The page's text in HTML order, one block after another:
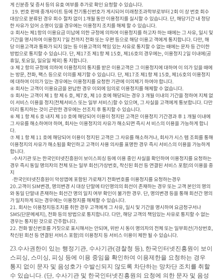
게 신분증 및 증서 등의 유효 여부를 추가로 확인 요청할 수 있습니다.
대상으로 분류된 경우 회수 절차 없이 1개월 동안 이용정지를 실시할 수 있습니다. 단, 해당기간 내 정당
한 사유가 있어 소명이 있을 경우에는 이용정지 조치를 해제 할 수 있습니다.
② 회사는 제1항의 이용요금 미납에 의한 규정에 의하여 이용정지를 하고자 하는 때에는 그 사유, 일시 및
기간을 명시하여 이용정지 7일 전까지 전화 또는 우편 등으로 해당 이용고 객에게 통지합니다. 다만, 해
당 이용고객과 통화가 되지 않는 등 이용고객의 책임 있는 사유로 통지할 수 없는 때에는 문자 등 간이한
방법으로 통지할 수 있습니다. 단, 제17조 제1항 제 15호, 제16호의 경우에는, 이용정지 2일 이내에(공
휴일, 토요일, 일요일 제외) 통 지합니다.
③ 제 2 항의 규정에 의하여 이용정지의 통지를 받은 이용고객은 그 이용정지에 대하여 이 의가 있을 때에
는 방문, 전화, 팩스 등으로 이의를 제기할 수 있습니다. 단, 제17조 제1항 제 15호, 제16호의 이용정지
에 대하여 이의가 있는 경우에는 이용정지를 요청한 기관에 이의제기 하여야 합니다.
④ 회사는 고객이 이용요금을 완납한 경우 이외에 임의로 이용정지를 해제할 수 없습니다.
⑤ 회사는 고객이 제 1 항 제 6 호, 제7호, 제 10 호에 해당되는 경우 3 개월 이내의 기간을 정하여 지체 없
이 서비스 이용을 정지(전체서비스 또는 일부 서비스)할 수 있으며, 그 사실을 고객에게 통보합니다. 다만
미리 통지하는 것이 곤란한 경우에는 선조치 후 통지할 수 있습니다.
⑥ 제 1 항 제 6 호 내지 제 10 호에 해당되어 이용이 정지된 고객은 이용정지 기간경과 후 1 개월 이내에
그 사유를 해소하여야 하며, 회사는 이용정지의 사유가 해소되면 즉시 서 비스의 이용을 가능하게 합니
다.
⑦ 제 1 항 제 11 호에 해당되어 이용이 정지된 고객은 그 사유를 해소하거나, 회사가 시스 템 조회를 통해
이용정지의 사유가 해소됨을 확인하고 고객이 사용 의사를 표명한 경우 즉시 서비스의 이용을 가능하게
합니다.
경우 즉시 동일 명의자의 전체 또는 일부 회선(가상번호, 착신된 회선 등 연결된 서비스 포함)의 이용을 중
지
20.고객이 SIM변경, 명의변경 시 대상 단말에 타인명의의 회선이 존재하는 경우 또는 고객 본인의 명의
와 동일 단말내 존재하는 회선간 명의 일치 여부 확인이 불가한 경우. 단, 명의변경 등을 통해 회선간 명의
가 일치하게 되는 경우에는 이용정지를 해제할 수 있습니다.
21. 회사는 이용정지등조치를 취한 경우 고객에게 그 사유, 일시 및 기간을 명시하여 요금청구서나
SMS(단문메세지), 전화 등의 방법으로 통지합니다. 다만, 해당 고객의 책임있는 사유로 통지할 수 없는
경우는 통지된 것으로 간주합니다.
22. 전화 발신번호를 거짓으로 표시해서는 안되며, 위반 시 동이 명의자의 전체 또는 일부회선(가상번호,
착신된 회선 등 연결된 서비스 포함)의 이용정지 등 서비스 이용이 제한 될 수 있습니다.
23.수사권한이 있는 행정기관, 수사기관(경찰청 등), 한국인터넷진흥원이 보이
스피싱, 스미싱, 피싱 등에 이용 중임을 확인하여 이용제한을 요청하는 경우
통지 없이 문자 및 음성호가 수발신되지 않도록 차단하는 망차단 조치를 취할
수 있습니다. (단, 수사기관 및 한국인터넷진흥원의 요청에 의한 문자 및 음성